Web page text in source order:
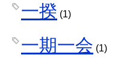
一揆 (1)
一期一会 (1)